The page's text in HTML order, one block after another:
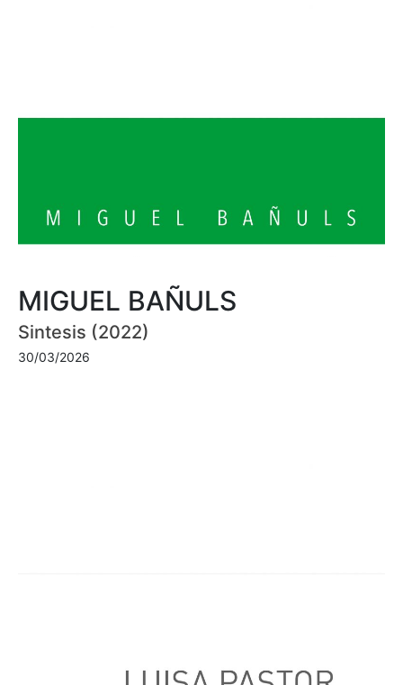
MIGUEL BAÑULS
Sintesis (2022)
30/03/2026